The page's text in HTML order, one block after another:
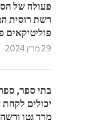
פעולה של
רשת רוסית
פוליטיקאים
29 מרץ 2024
בתי ספר,
יכולים
מרד גטו ורשה